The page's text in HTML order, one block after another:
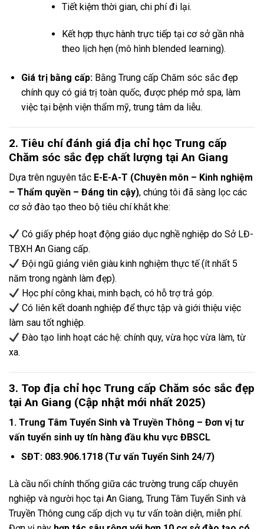
Tiết kiệm thời gian, chi phí đi lại.
Kết hợp thực hành trực tiếp tại cơ sở gần nhà
theo lịch hẹn (mô hình blended learning).
Giá trị bằng cấp:Bằng Trung cấp Chăm sóc sắc đẹp
chính quy có giá trị toàn quốc, được phép mở spa, làm
việc tại bệnh viện thẩm mỹ, trung tâm da liễu.
2. Tiêu chí đánh giá địa chỉ học Trung cấp
Chăm sóc sắc đẹp chất lượng tại An Giang
Dựa trên nguyên tắc E-E-A-T (Chuyên môn – Kinh nghiệm
– Thẩm quyền – Đáng tin cậy), chúng tôi đã sàng lọc các
cơ sở đào tạo theo bộ tiêu chí khắt khe:
Có giấy phép hoạt động giáo dục nghề nghiệp do Sở LĐ-
TBXH An Giang cấp.
Đội ngũ giảng viên giàu kinh nghiệm thực tế (ít nhất 5
năm trong ngành làm đẹp).
Học phí công khai, minh bạch, có hỗ trợ trả góp.
Có liên kết doanh nghiệp để thực tập và giới thiệu việc
làm sau tốt nghiệp.
Đào tạo linh hoạt các hệ: chính quy, vừa học vừa làm, từ
xa.
3. Top địa chỉ học Trung cấp Chăm sóc sắc đẹp
tại An Giang (Cập nhật mới nhất 2025)
1. Trung Tâm Tuyển Sinh và Truyền Thông – Đơn vị tư
vấn tuyển sinh uy tín hàng đầu khu vực ĐBSCL
SĐT: 083.906.1718 (Tư vấn Tuyển Sinh 24/7)
Là cầu nối chính thống giữa các trường trung cấp chuyên
nghiệp và người học tại An Giang, Trung Tâm Tuyển Sinh và
Truyền Thông cung cấp dịch vụ tư vấn toàn diện, miễn phí.